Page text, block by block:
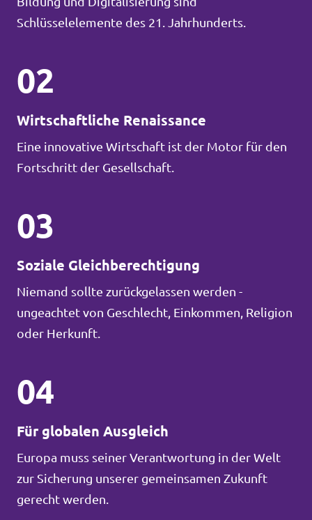
Schlüsselelemente des 21. Jahrhunderts.
02
Wirtschaftliche Renaissance
Eine innovative Wirtschaft ist der Motor für den
Fortschritt der Gesellschaft.
03
Soziale Gleichberechtigung
Niemand sollte zurückgelassen werden -
ungeachtet von Geschlecht, Einkommen, Religion
oder Herkunft.
04
Für globalen Ausgleich
Europa muss seiner Verantwortung in der Welt
zur Sicherung unserer gemeinsamen Zukunft
gerecht werden.